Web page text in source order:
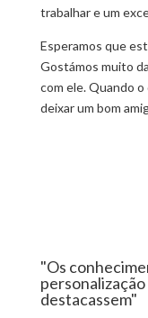
trabalhar e um
Esperamos que
Gostámos muito
com ele. Quando
deixar um bom
"Os
destacassem"